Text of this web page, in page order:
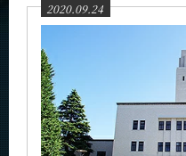
2020.09.24
教員・研究室
未来
Future
入学案内
Admissions